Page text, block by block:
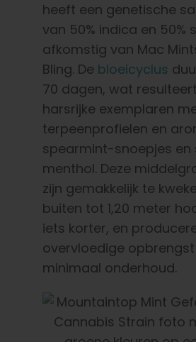
heeft een genetische
van 50% indica en 50%
afkomstig van Mac
Bling. De bloeicyclus
70 dagen, wat
harsrijke exemplaren
terpeenprofielen en
spearmint-snoepjes en
menthol. Deze
zijn gemakkelijk te
buiten tot 1,20 meter
iets korter, en
overvloedige
minimaal onderhoud.